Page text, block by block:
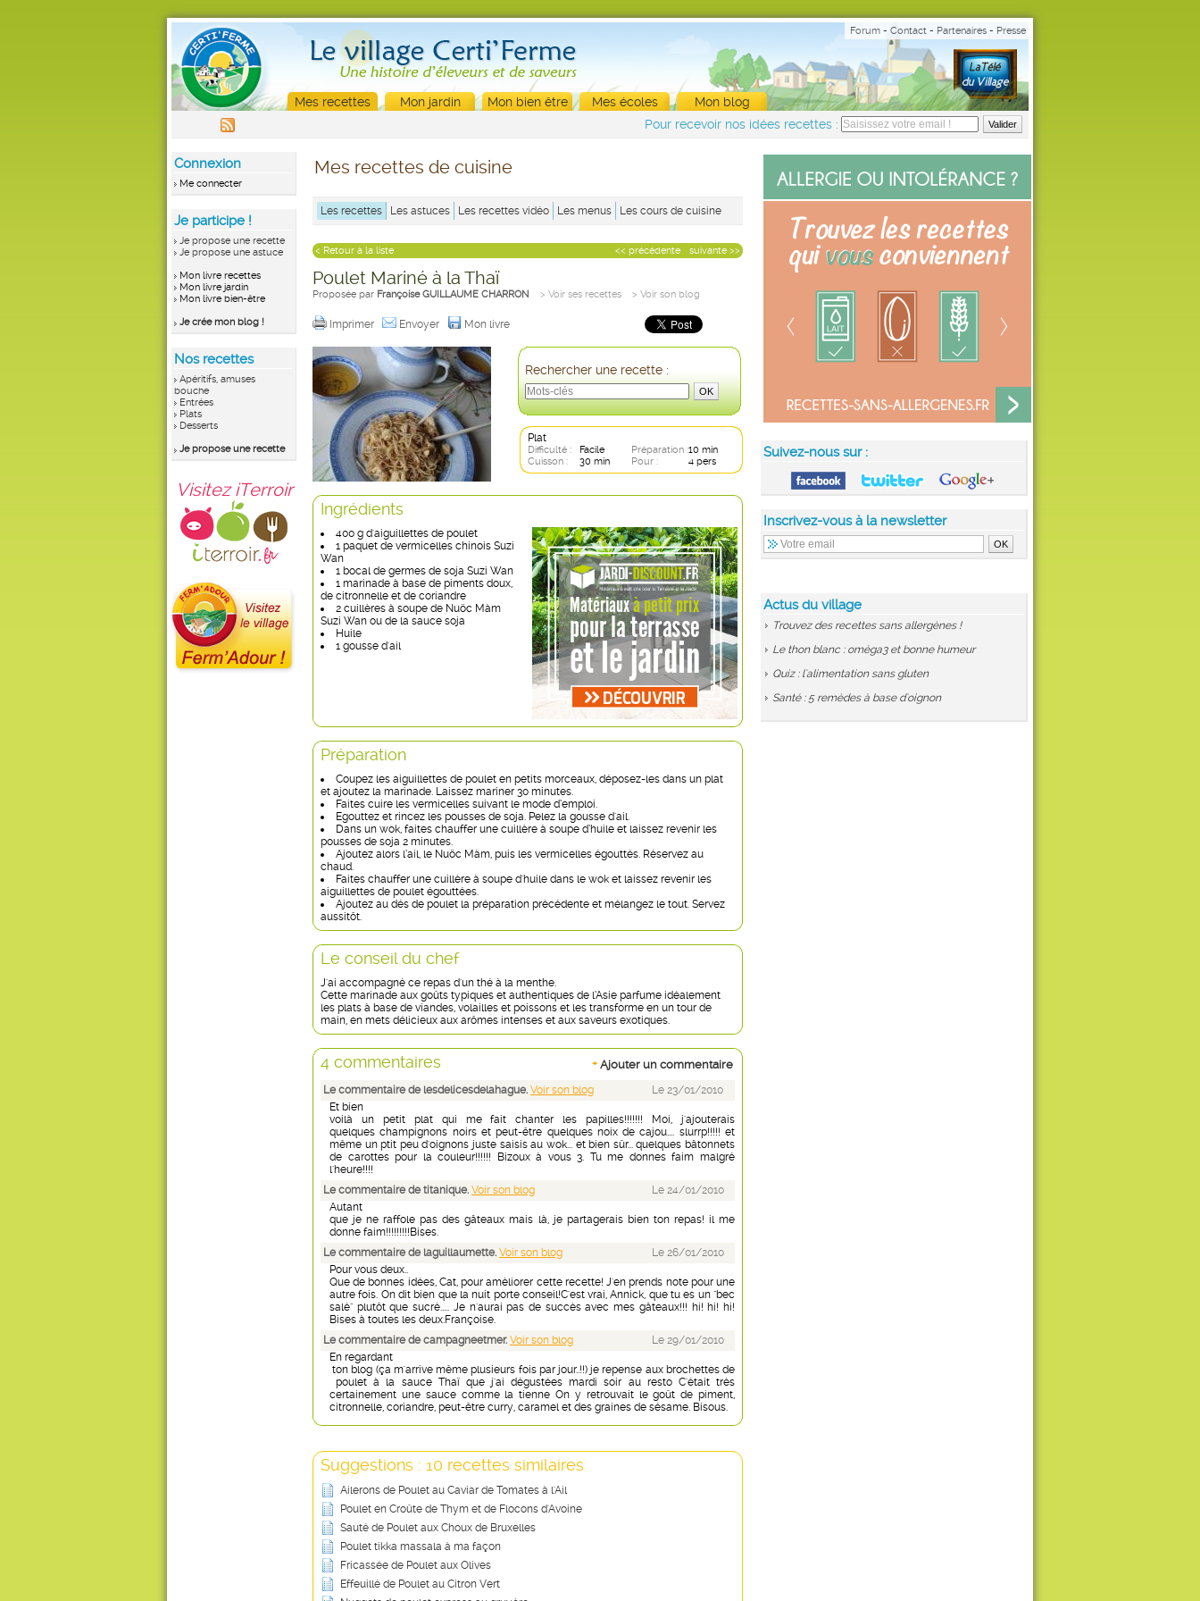
Forum - Contact - Partenaires - Presse
Mes recettes Mon jardin Mon bien être Mes écoles
Mon blog
Pour recevoir nos idées recettes :
Connexion
Me connecter
Je participe !
Je propose une recette
Je propose une astuce
Mon livre recettes
Mon livre jardin
Mon livre bien-être
Je crée mon blog !
Nos recettes
Apéritifs, amuses
bouche
Entrées
Plats
Desserts
Je propose une recette
Visitez iTerroir
Suivez-nous sur :
Inscrivez-vous à la newsletter
Actus du village
Trouvez des recettes sans allergènes !
Le thon blanc : oméga3 et bonne humeur
Quiz : l'alimentation sans gluten
Santé : 5 remèdes à base d'oignon
Mes recettes de cuisine
Les recettes Les astuces Les recettes vidéo Les menus Les cours de cuisine
suivante >>
<< précédente
< Retour à la liste
Poulet Mariné à la Thaï
Proposée par Françoise GUILLAUME CHARRON > Voir ses recettes > Voir son blog
Imprimer Envoyer Mon livre
Rechercher une recette :
Plat
Difficulté : Facile Préparation :10 min
Cuisson :
30 min Pour : 4 pers
Ingrédients
400 g d'aiguillettes de poulet
1 paquet de vermicelles chinois Suzi
Wan
1 bocal de germes de soja Suzi Wan
1 marinade à base de piments doux,
de citronnelle et de coriandre
2 cuillères à soupe de Nuöc Màm
Suzi Wan ou de la sauce soja
Huile
1 gousse d'ail
Préparation
Coupez les aiguillettes de poulet en petits morceaux, déposez-les dans un plat
et ajoutez la marinade. Laissez mariner 30 minutes.
Faites cuire les vermicelles suivant le mode d’emploi.
Egouttez et rincez les pousses de soja. Pelez la gousse d'ail.
Dans un wok, faites chauffer une cuillère à soupe d’huile et laissez revenir les
pousses de soja 2 minutes.
Ajoutez alors l’ail, le Nuöc Màm, puis les vermicelles égouttés. Réservez au
chaud.
Faites chauffer une cuillère à soupe d'huile dans le wok et laissez revenir les
aiguillettes de poulet égouttées.
Ajoutez au dés de poulet la préparation précédente et mélangez le tout. Servez
aussitôt.
Le conseil du chef
J'ai accompagné ce repas d'un thé à la menthe.
Cette marinade aux goûts typiques et authentiques de l’Asie parfume idéalement
les plats à base de viandes, volailles et poissons et les transforme en un tour de
main, en mets délicieux aux arômes intenses et aux saveurs exotiques.
+ Ajouter un commentaire
4 commentaires
Le commentaire de lesdelicesdelahague. Voir son blog
Le 23/01/2010
Et bien
voilà un petit plat qui me fait chanter les papilles!!!!!!! Moi, j'ajouterais
quelques champignons noirs et peut-être quelques noix de cajou.... slurrp!!!!! et
même un ptit peu d'oignons juste saisis au wok... et bien sûr... quelques bâtonnets
de carottes pour la couleur!!!!!! Bizoux à vous 3. Tu me donnes faim malgré
l'heure!!!!
Le commentaire de titanique. Voir son blog
Le 24/01/2010
Autant
que je ne raffole pas des gâteaux mais là, je partagerais bien ton repas! il me
donne faim!!!!!!!!!Bises.
Le commentaire de laguillaumette. Voir son blog
Le 26/01/2010
Pour vous deux..
Que de bonnes idées, Cat, pour améliorer cette recette! J'en prends note pour une
autre fois. On dit bien que la nuit porte conseil!C'est vrai, Annick, que tu es un "bec
salé" plutôt que sucré..... Je n'aurai pas de succès avec mes gâteaux!!! hi! hi! hi!
Bises à toutes les deux.Françoise.
Le commentaire de campagneetmer. Voir son blog
Le 29/01/2010
En regardant
ton blog (ça m'arrive même plusieurs fois par jour..!!) je repense aux brochettes de
poulet à la sauce Thaï que j'ai dégustées mardi soir au resto C'était très
certainement une sauce comme la tienne On y retrouvait le goût de piment,
citronnelle, coriandre, peut-être curry, caramel et des graines de sésame. Bisous.
Suggestions : 10 recettes similaires
Ailerons de Poulet au Caviar de Tomates à l'Ail
Poulet en Croûte de Thym et de Flocons d'Avoine
Sauté de Poulet aux Choux de Bruxelles
Poulet tikka massala à ma façon
Fricassée de Poulet aux Olives
Effeuillé de Poulet au Citron Vert